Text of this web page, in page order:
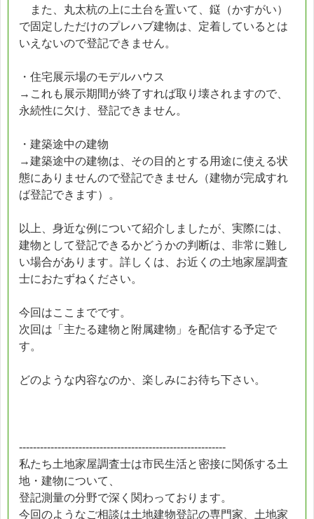
また、丸太杭の上に土台を置いて、鎹（かすがい）
で固定しただけのプレハブ建物は、定着しているとは
いえないので登記できません。
・住宅展示場のモデルハウス
→これも展示期間が終了すれば取り壊されますので、
永続性に欠け、登記できません。
・建築途中の建物
→建築途中の建物は、その目的とする用途に使える状
態にありませんので登記できません（建物が完成すれ
ば登記できます）。
以上、身近な例について紹介しましたが、実際には、
建物として登記できるかどうかの判断は、非常に難し
い場合があります。詳しくは、お近くの土地家屋調査
士におたずねください。
今回はここまでです。
次回は「主たる建物と附属建物」を配信する予定で
す。
どのような内容なのか、楽しみにお待ち下さい。
-----------------------------------------------------------
私たち土地家屋調査士は市民生活と密接に関係する土
地・建物について、
登記測量の分野で深く関わっております。
今回のようなご相談は土地建物登記の専門家、土地家